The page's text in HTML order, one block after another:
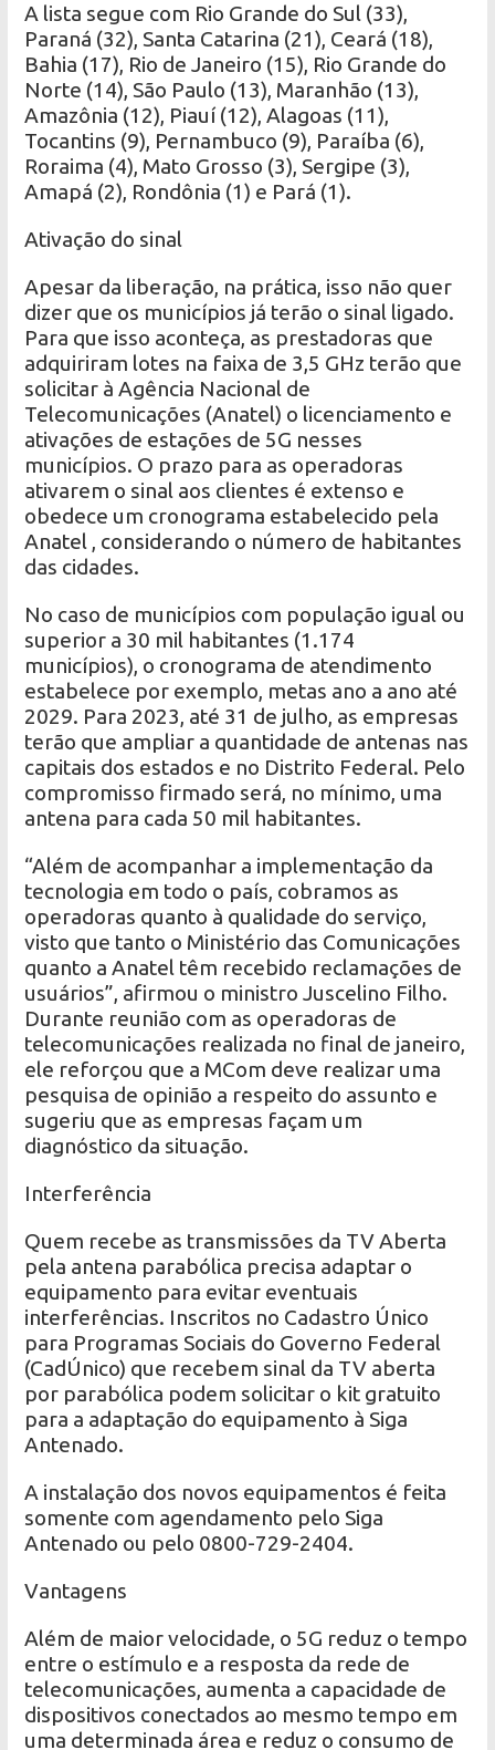
A lista segue com Rio Grande do Sul (33),
Paraná (32), Santa Catarina (21), Ceará (18),
Bahia (17), Rio de Janeiro (15), Rio Grande do
Norte (14), São Paulo (13), Maranhão (13),
Amazônia (12), Piauí (12), Alagoas (11),
Tocantins (9), Pernambuco (9), Paraíba (6),
Roraima (4), Mato Grosso (3), Sergipe (3),
Amapá (2), Rondônia (1) e Pará (1).
Ativação do sinal
Apesar da liberação, na prática, isso não quer
dizer que os municípios já terão o sinal ligado.
Para que isso aconteça, as prestadoras que
adquiriram lotes na faixa de 3,5 GHz terão que
solicitar à Agência Nacional de
Telecomunicações (Anatel) o licenciamento e
ativações de estações de 5G nesses
municípios. O prazo para as operadoras
ativarem o sinal aos clientes é extenso e
obedece um cronograma estabelecido pela
Anatel , considerando o número de habitantes
das cidades.
No caso de municípios com população igual ou
superior a 30 mil habitantes (1.174
municípios), o cronograma de atendimento
estabelece por exemplo, metas ano a ano até
2029. Para 2023, até 31 de julho, as empresas
terão que ampliar a quantidade de antenas nas
capitais dos estados e no Distrito Federal. Pelo
compromisso firmado será, no mínimo, uma
antena para cada 50 mil habitantes.
“Além de acompanhar a implementação da
tecnologia em todo o país, cobramos as
operadoras quanto à qualidade do serviço,
visto que tanto o Ministério das Comunicações
quanto a Anatel têm recebido reclamações de
usuários”, afirmou o ministro Juscelino Filho.
Durante reunião com as operadoras de
telecomunicações realizada no final de janeiro,
ele reforçou que a MCom deve realizar uma
pesquisa de opinião a respeito do assunto e
sugeriu que as empresas façam um
diagnóstico da situação.
Interferência
Quem recebe as transmissões da TV Aberta
pela antena parabólica precisa adaptar o
equipamento para evitar eventuais
interferências. Inscritos no Cadastro Único
para Programas Sociais do Governo Federal
(CadÚnico) que recebem sinal da TV aberta
por parabólica podem solicitar o kit gratuito
para a adaptação do equipamento à Siga
Antenado.
A instalação dos novos equipamentos é feita
somente com agendamento pelo Siga
Antenado ou pelo 0800-729-2404.
Vantagens
Além de maior velocidade, o 5G reduz o tempo
entre o estímulo e a resposta da rede de
telecomunicações, aumenta a capacidade de
dispositivos conectados ao mesmo tempo em
uma determinada área e reduz o consumo de